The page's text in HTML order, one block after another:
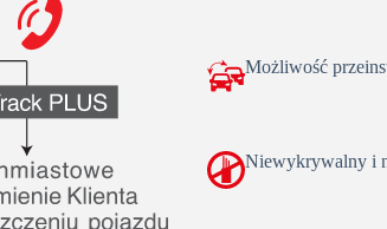
Możliwość
Niewykrywalny i